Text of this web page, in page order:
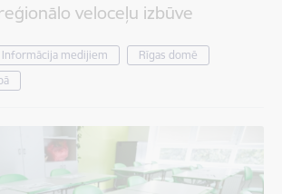
veloceļu izbūve
Informācija medijiem
Rīgas domē